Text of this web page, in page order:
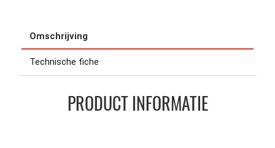
Omschrijving
Technische fiche
PRODUCT INFORMATIE